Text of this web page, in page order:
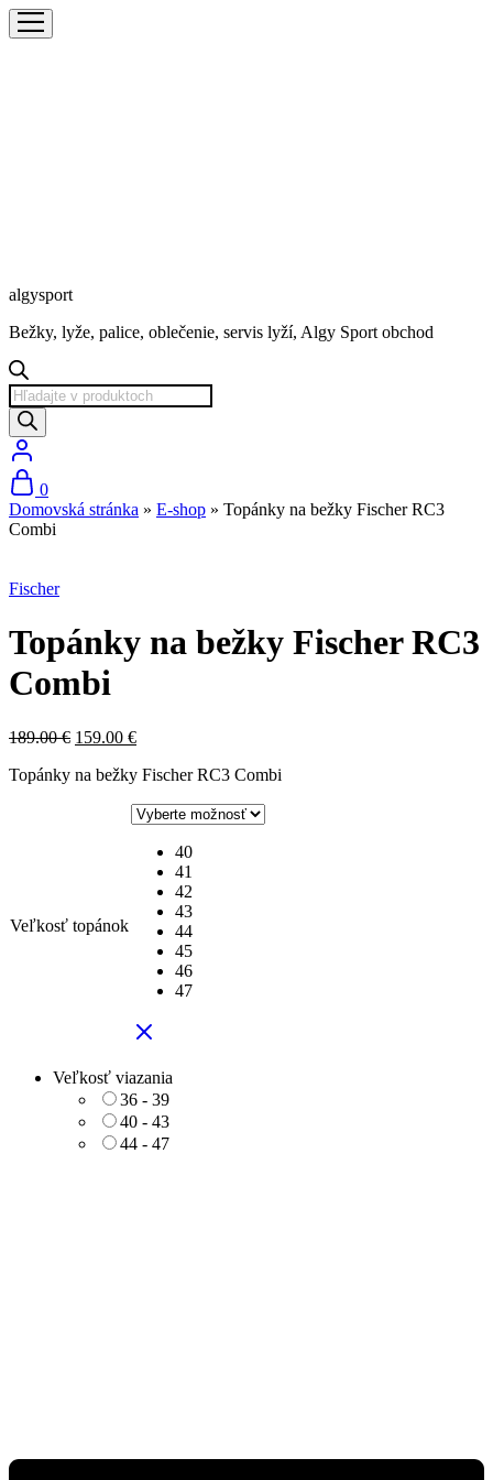
algysport
Bežky, lyže, palice, oblečenie, servis lyží, Algy Sport obchod
Products
search
0
Domovská stránka » E-shop » Topánky na bežky Fischer RC3
Combi
Fischer
Topánky na bežky Fischer RC3
Combi
189.00€ Pôvodná
bola:
159.00 €Aktuálna
je:
Topánky na bežky Fischer RC3 Combi
Veľkosť topánok
40
41
42
43
44
45
46
47
Veľkosť viazania
36 - 39
40 - 43
44 - 47